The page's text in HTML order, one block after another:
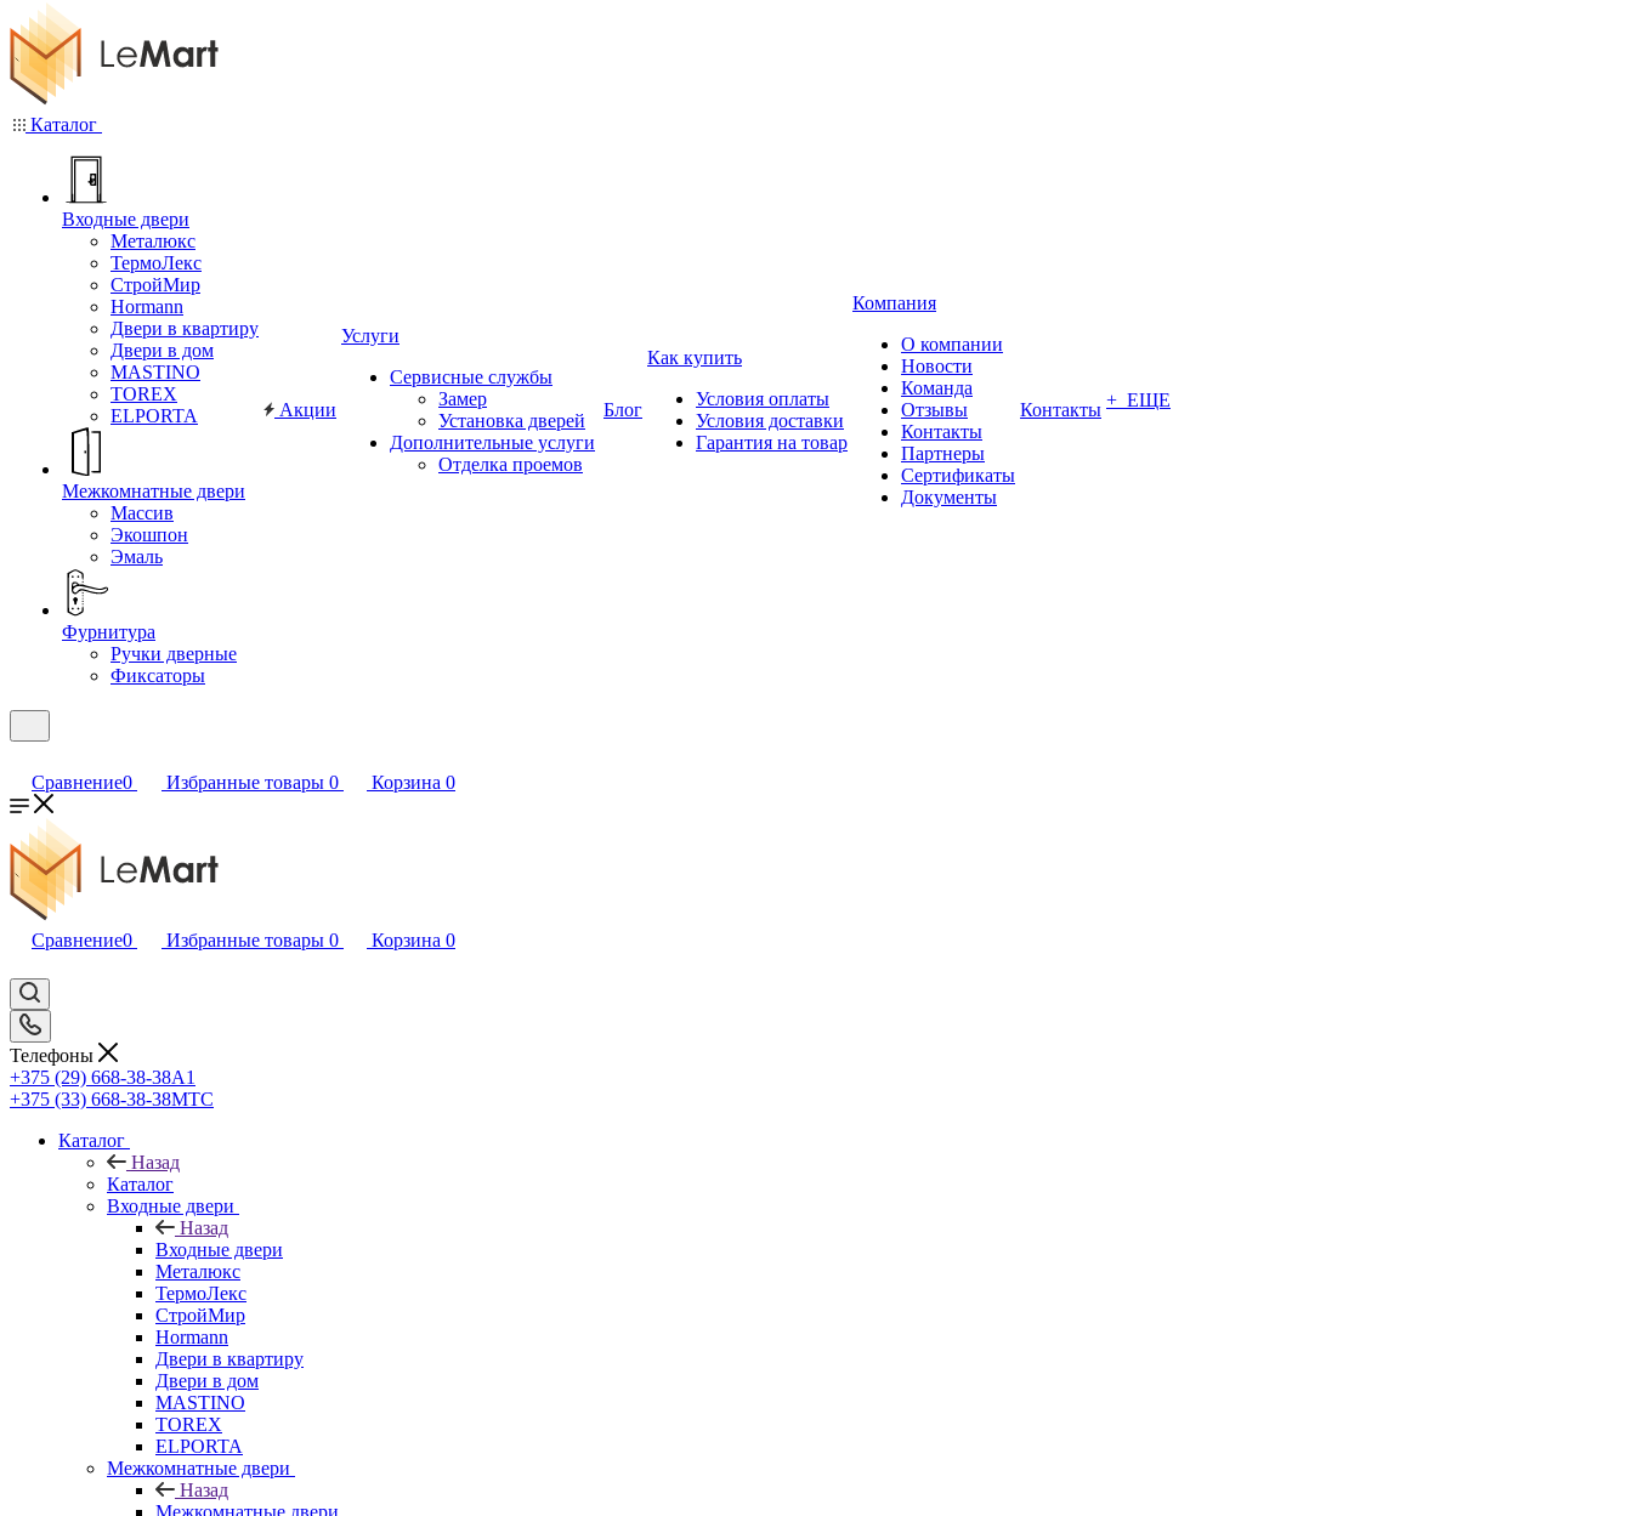
Каталог
Входные двери
Металюкс
ТермоЛекс
СтройМир
Hormann
Двери в квартиру
Двери в дом
MASTINO
TOREX
ELPORTA
Межкомнатные двери
Массив
Экошпон
Эмаль
Фурнитура
Ручки дверные
Фиксаторы
Акции
Услуги
Сервисные службы
Замер
Установка дверей
Дополнительные услуги
Отделка проемов
Блог
Как купить
Условия оплаты
Условия доставки
Гарантия на товар
Компания
О компании
Новости
Команда
Отзывы
Контакты
Партнеры
Сертификаты
Документы
Контакты + ЕЩЕ
Сравнение0 Избранные товары 0 Корзина 0
Сравнение0 Избранные товары 0 Корзина 0
Телефоны
+375 (29) 668-38-38A1
+375 (33) 668-38-38МТС
Каталог
Назад
Каталог
Входные двери
Назад
Входные двери
Металюкс
ТермоЛекс
СтройМир
Hormann
Двери в квартиру
Двери в дом
MASTINO
TOREX
ELPORTA
Межкомнатные двери
Назад
Межкомнатные двери